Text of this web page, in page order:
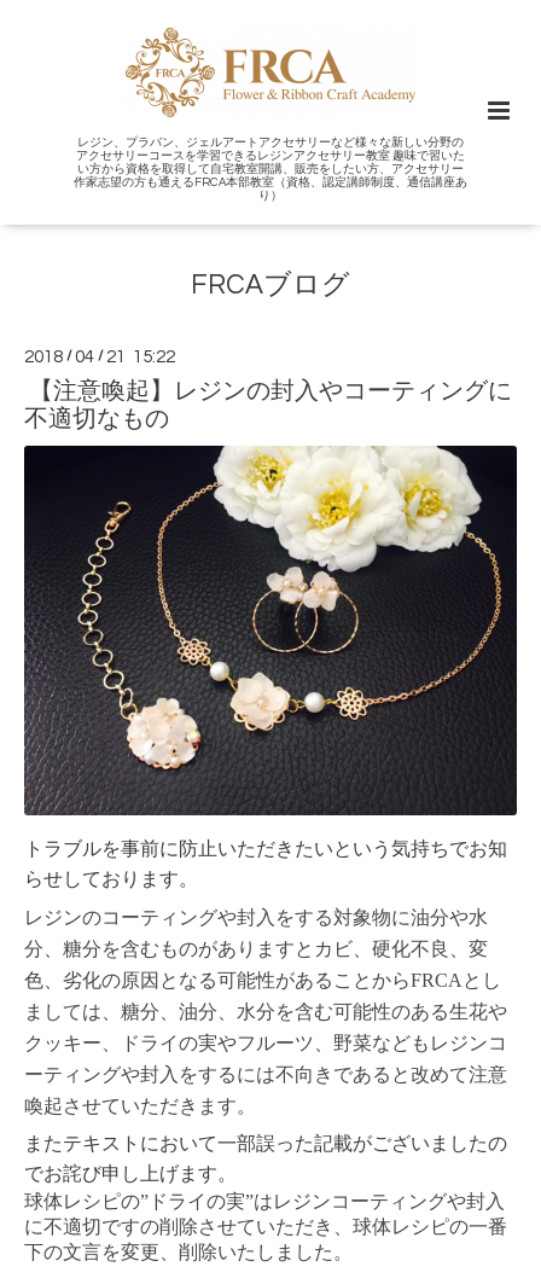
レジン、プラバン、ジェルアートアクセサリーなど様々な新しい分野の
アクセサリーコースを学習できるレジンアクセサリー教室 趣味で習いた
い方から資格を取得して自宅教室開講、販売をしたい方、アクセサリー
作家志望の方も通えるFRCA本部教室（資格、認定講師制度、通信講座あ
り）
FRCAブログ
2018 /04 / 21 15:22
【注意喚起】レジンの封入やコーティングに
不適切なもの
トラブルを事前に防止いただきたいという気持ちでお知
らせしております。
レジンのコーティングや封入をする対象物に油分や水
分、糖分を含むものがありますとカビ、硬化不良、変
色、劣化の原因となる可能性があることからFRCAとし
ましては、 糖分、油分、水分を含む可能性のある生花や
クッキー、ドライの実やフルーツ、野菜などもレジンコ
ーティングや封入をするには不向きであると改めて注意
喚起させていただきます。
またテキストにおいて一部誤った記載がございましたの
でお詫び申し上げます。
球体レシピの”ドライの実”はレジンコーティングや封入
に不適切ですの削除させていただき、球体レシピの一番
下の文言を変更、削除いたしました。